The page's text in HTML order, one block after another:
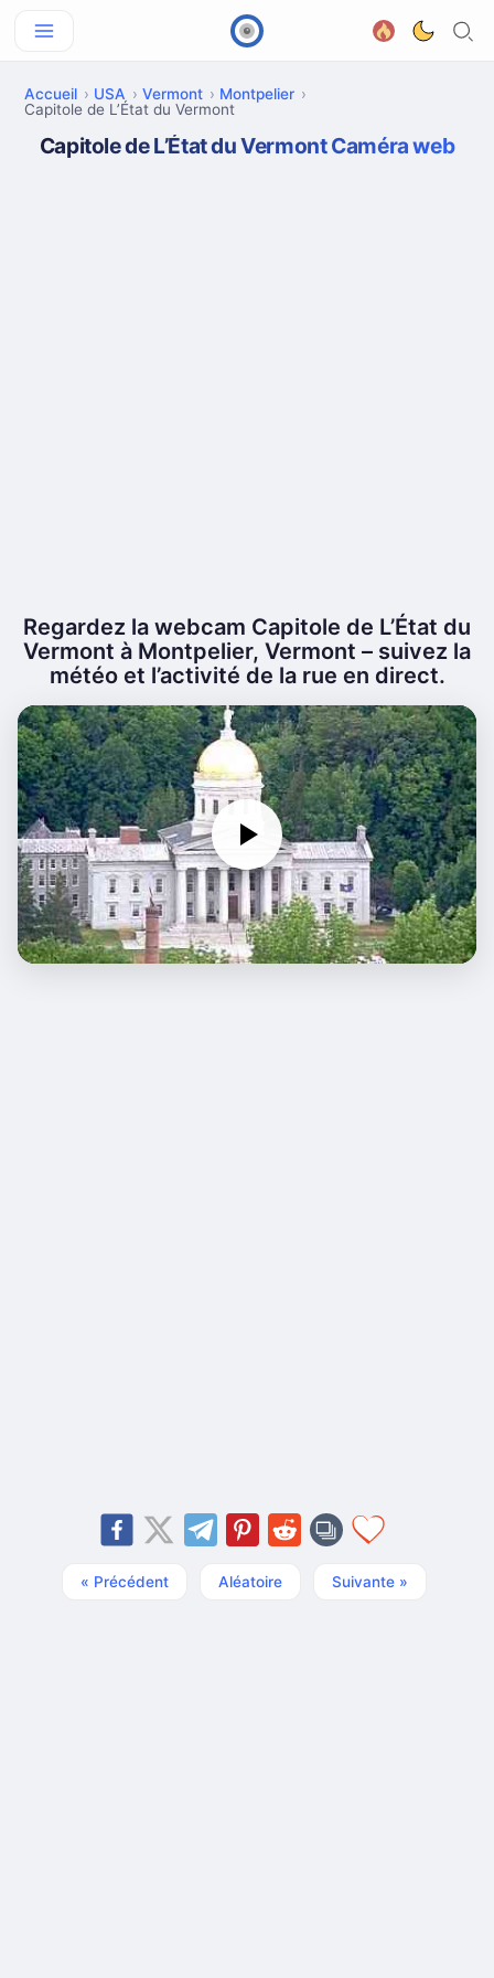
Accueil USA Vermont
Montpelier
Capitole de L’État du Vermont
Capitole de L’État du Vermont Caméra web
Regardez la webcam Capitole de L’État du
Vermont à Montpelier, Vermont – suivez la
météo et l’activité de la rue en direct.
« Précédent Aléatoire Suivante »